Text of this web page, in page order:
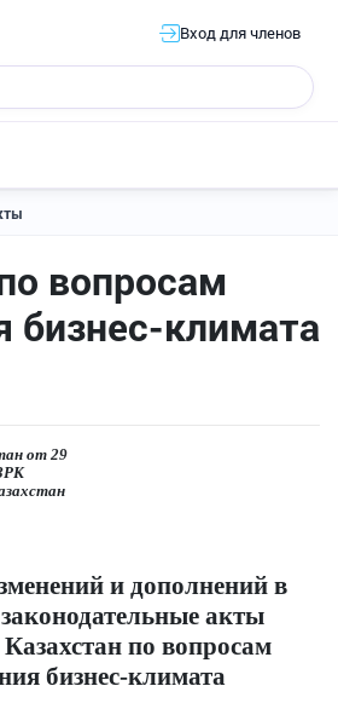
Вход для членов
вопросам
бизнес-климата
от 29
№ 352-VI ЗРК
и дополнений в
акты
по вопросам
бизнес-климата